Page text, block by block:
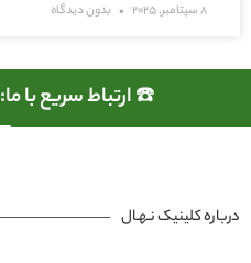
8 سپتامبر, 2025 بدون دیدگاه
☎️ ارتباط سریع با ما: 2072 - 346 - 0911
درباره کلینیک نـهـال